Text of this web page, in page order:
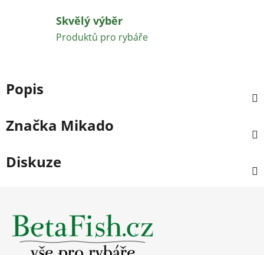
Skvělý výběr
Produktů pro rybáře
Popis
Značka Mikado
Diskuze